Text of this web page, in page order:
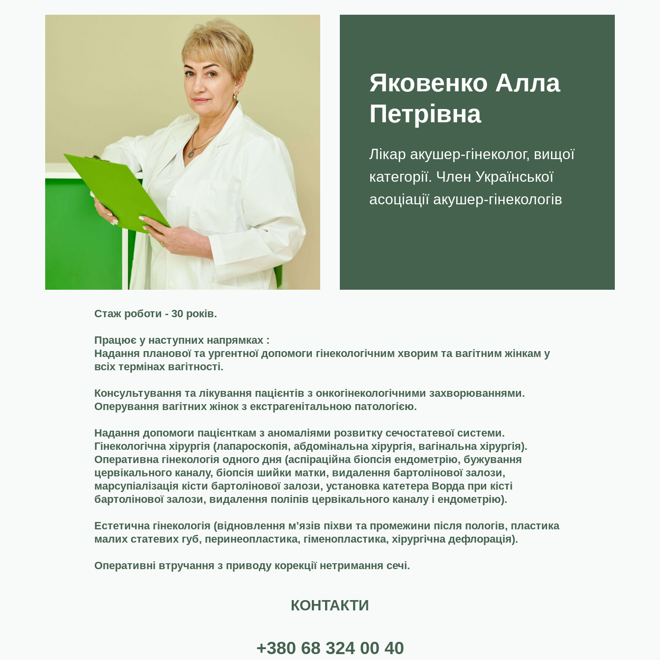
Яковенко Алла
Петрівна
Лікар акушер-гінеколог, вищої
категорії. Член Української
асоціації акушер-гінекологів
Стаж роботи - 30 років.
Працює у наступних напрямках :
Надання планової та ургентної допомоги гінекологічним хворим та вагітним жінкам у
всіх термінах вагітності.
Консультування та лікування пацієнтів з онкогінекологічними захворюваннями.
Оперування вагітних жінок з екстрагенітальною патологією.
Надання допомоги пацієнткам з аномаліями розвитку сечостатевої системи.
Гінекологічна хірургія (лапароскопія, абдомінальна хірургія, вагінальна хірургія).
Оперативна гінекологія одного дня (аспіраційна біопсія ендометрію, бужування
цервікального каналу, біопсія шийки матки, видалення бартолінової залози,
марсупіалізація кісти бартолінової залози, установка катетера Ворда при кісті
бартолінової залози, видалення поліпів цервікального каналу і ендометрію).
Естетична гінекологія (відновлення мʼязів піхви та промежини після пологів, пластика
малих статевих губ, перинеопластика, гіменопластика, хірургічна дефлорація).
Оперативні втручання з приводу корекції нетримання сечі.
КОНТАКТИ
+380 68 324 00 40